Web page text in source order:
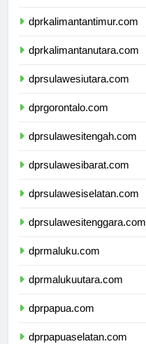
dprkalimantantimur.com
dprkalimantanutara.com
dprsulawesiutara.com
dprgorontalo.com
dprsulawesitengah.com
dprsulawesibarat.com
dprsulawesiselatan.com
dprsulawesitenggara.com
dprmaluku.com
dprmalukuutara.com
dprpapua.com
dprpapuaselatan.com